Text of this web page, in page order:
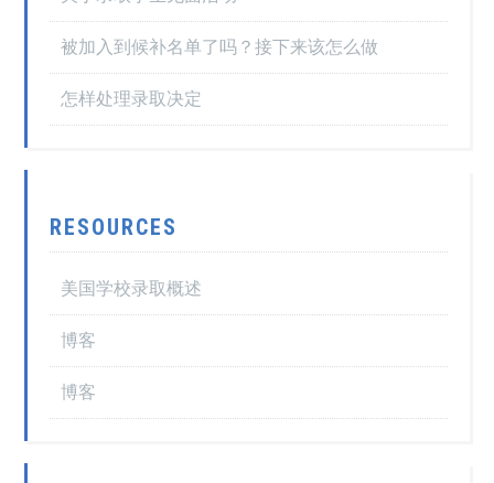
被加入到候补名单了吗？接下来该怎么做
怎样处理录取决定
RESOURCES
美国学校录取概述
博客
博客